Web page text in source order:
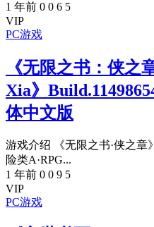
1 年前 0 0 6 5
VIP
PC游戏
《无限之书：侠
Xia》
体中文版
游戏介绍 《无限之书·侠之章
险类A·RPG...
1 年前 0 0 9 5
VIP
PC游戏